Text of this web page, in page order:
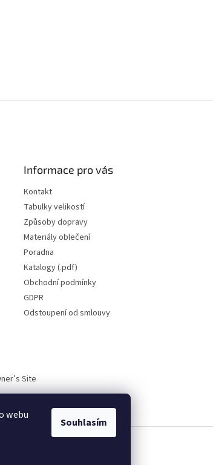
webu
Souhlasím
Informace pro vás
Kontakt
Tabulky velikostí
Způsoby dopravy
Materiály oblečení
Poradna
Katalogy (.pdf)
Obchodní podmínky
GDPR
Odstoupení od smlouvy
Site